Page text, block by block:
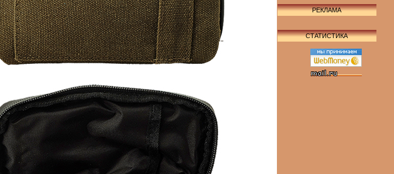
РЕКЛАМА
СТАТИСТИКА